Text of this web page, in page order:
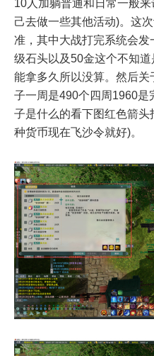
10人加躺普通和日常一般
己去做一些其他活动)。这
准，其中大战打完系统会
级石头以及50金这个不知
能拿多久所以没算。然后
子一周是490个四周1960是
子是什么的看下图红色箭
种货币现在飞沙令就好)。